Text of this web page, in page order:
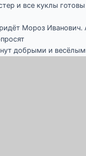
и все куклы
Мороз
добрыми и